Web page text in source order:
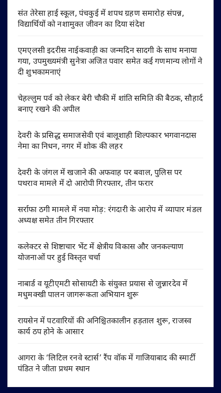
संत तेरेसा हाई स्कूल, पंचकुई में शपथ ग्रहण समारोह संपन्न,
विद्यार्थियों को नशामुक्त जीवन का दिया संदेश
एमएलसी इदरीस नाईकवाड़ी का जन्मदिन सादगी के साथ मनाया
गया, उपमुख्यमंत्री सुनेत्रा अजित पवार समेत कई गणमान्य लोगों ने
दी शुभकामनाएं
चेहल्लुम पर्व को लेकर बेरी चौकी में शांति समिति की बैठक, सौहार्द
बनाए रखने की अपील
देवरी के प्रसिद्ध समाजसेवी एवं बालूशाही शिल्पकार भगवानदास
नेमा का निधन, नगर में शोक की लहर
देवरी के जंगल में खजाने की अफवाह पर बवाल, पुलिस पर
पथराव मामले में दो आरोपी गिरफ्तार, तीन फरार
सर्राफा ठगी मामले में नया मोड़: रंगदारी के आरोप में व्यापार मंडल
अध्यक्ष समेत तीन गिरफ्तार
कलेक्टर से शिष्टाचार भेंट में क्षेत्रीय विकास और जनकल्याण
योजनाओं पर हुई विस्तृत चर्चा
नाबार्ड व यूटीएमटी सोसायटी के संयुक्त प्रयास से जुन्नारदेव में
मधुमक्खी पालन जागरूकता अभियान शुरू
रायसेन में पटवारियों की अनिश्चितकालीन हड़ताल शुरू, राजस्व
कार्य ठप होने के आसार
आगरा के ‘लिटिल रनवे स्टार्स’ रैंप वॉक में गाजियाबाद की स्मार्टी
पंडित ने जीता प्रथम स्थान